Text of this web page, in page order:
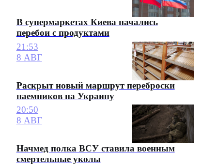
В супермаркетах Киева начались
перебои с продуктами
21:53
8 АВГ
Раскрыт новый маршрут переброски
наемников на Украину
20:50
8 АВГ
Начмед полка ВСУ ставила военным
смертельные уколы